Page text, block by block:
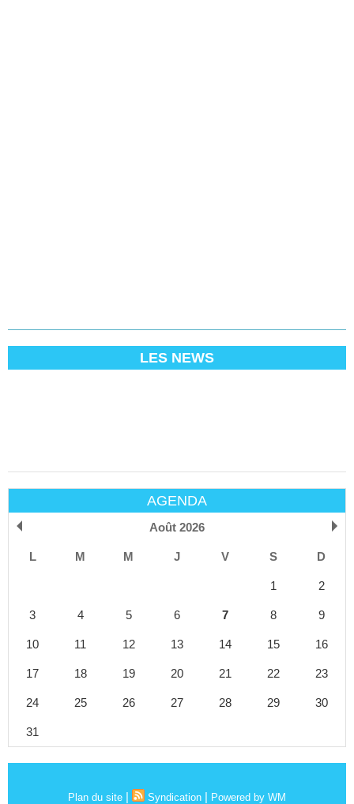
LES NEWS
AGENDA
Août 2026
L M M J V S D
1 2
3 4 5 6 7 8 9
10 11 12 13 14 15 16
17 18 19 20 21 22 23
24 25 26 27 28 29 30
31
Plan du site | Syndication | Powered by WM